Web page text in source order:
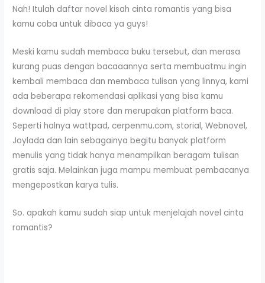
Nah! Itulah daftar novel kisah cinta romantis yang bisa
kamu coba untuk dibaca ya guys!
Meski kamu sudah membaca buku tersebut, dan merasa
kurang puas dengan bacaaannya serta membuatmu ingin
kembali membaca dan membaca tulisan yang linnya, kami
ada beberapa rekomendasi aplikasi yang bisa kamu
download di play store dan merupakan platform baca.
Seperti halnya wattpad, cerpenmu.com, storial, Webnovel,
Joylada dan lain sebagainya begitu banyak platform
menulis yang tidak hanya menampilkan beragam tulisan
gratis saja. Melainkan juga mampu membuat pembacanya
mengepostkan karya tulis.
So. apakah kamu sudah siap untuk menjelajah novel cinta
romantis?